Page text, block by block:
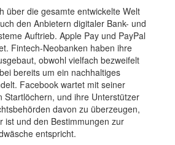
über die gesamte entwickelte Welt
den Anbietern digitaler Bank- und
Auftrieb. Apple Pay und PayPal
Fintech-Neobanken haben ihre
obwohl vielfach bezweifelt
bereits um ein nachhaltiges
Facebook wartet mit seiner
Startlöchern, und ihre Unterstützer
davon zu überzeugen,
ist und den Bestimmungen zur
entspricht.